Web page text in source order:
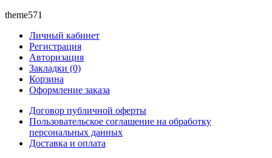
theme571
Личный кабинет
Регистрация
Авторизация
Закладки (0)
Корзина
Оформление заказа
Договор публичной оферты
Пользовательское соглашение на обработку
персональных данных
Доставка и оплата